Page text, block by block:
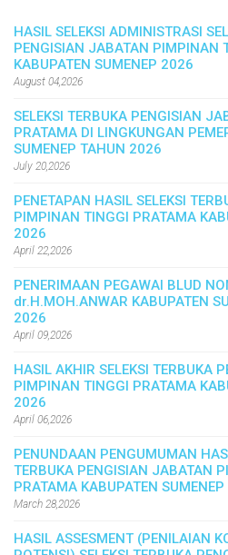
HASIL SELEKSI ADMINISTRASI
PENGISIAN JABATAN PIMPINAN
KABUPATEN SUMENEP 2026
August 04,2026
SELEKSI TERBUKA PENGISIAN
PRATAMA DI LINGKUNGAN
SUMENEP TAHUN 2026
July 20,2026
PENETAPAN HASIL SELEKSI
PIMPINAN TINGGI PRATAMA
2026
April 22,2026
PENERIMAAN PEGAWAI BLUD
dr.H.MOH.ANWAR KABUPATEN
2026
April 09,2026
HASIL AKHIR SELEKSI TERBUKA
PIMPINAN TINGGI PRATAMA
2026
April 06,2026
PENUNDAAN PENGUMUMAN
TERBUKA PENGISIAN JABATAN
PRATAMA KABUPATEN
March 28,2026
HASIL ASSESMENT (PENILAIAN